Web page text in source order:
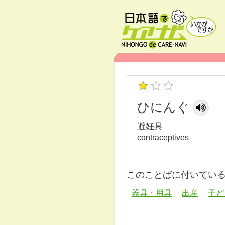
ひにんぐ
避妊具
contraceptives
このことばに付いてい
器具・用具 出産 子ど